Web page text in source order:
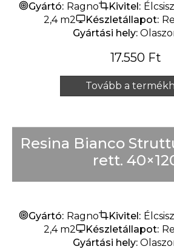
Gyártó: Ragno Kivitel:
2,4 m2
Készletállapot:
Gyártási hely:
17.550 Ft
Tovább a
Resina Bianco
rett.
Gyártó: Ragno Kivitel:
2,4 m2
Készletállapot:
Gyártási hely: